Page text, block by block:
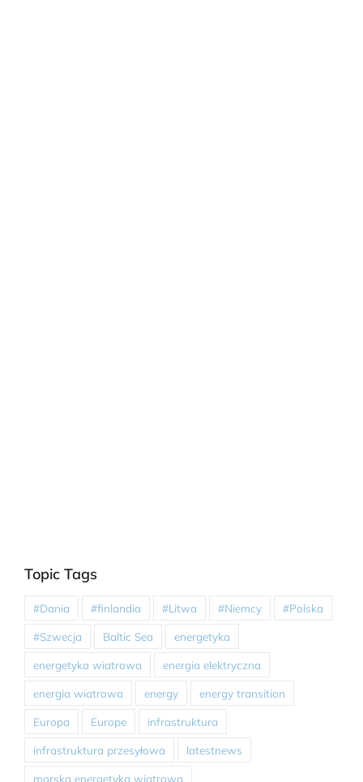
Topic Tags
#Dania #finlandia #Litwa #Niemcy #Polska
#Szwecja Baltic Sea energetyka
energetyka wiatrowa energia elektryczna
energia wiatrowa energy energy transition
Europa Europe infrastruktura
infrastruktura przesyłowa latestnews
morska energetyka wiatrowa